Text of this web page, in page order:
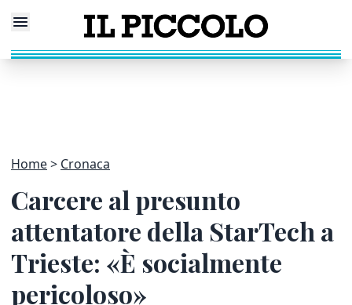
Home Cronaca
Carcere al presunto
attentatore della StarTech a
Trieste: «È socialmente
pericoloso»